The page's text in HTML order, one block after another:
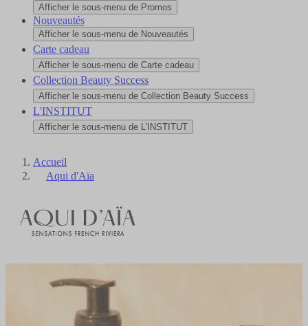
Afficher le sous-menu de Promos
Nouveautés
Afficher le sous-menu de Nouveautés
Carte cadeau
Afficher le sous-menu de Carte cadeau
Collection Beauty Success
Afficher le sous-menu de Collection Beauty Success
L'INSTITUT
Afficher le sous-menu de L'INSTITUT
Accueil
Aqui d'Aïa